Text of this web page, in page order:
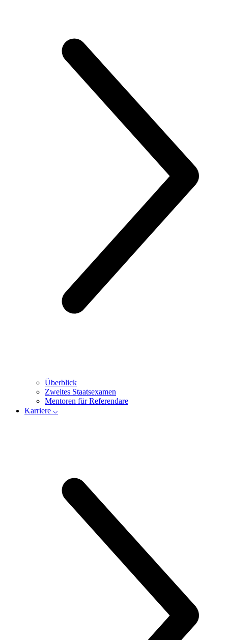
Überblick
Zweites Staatsexamen
Mentoren für Referendare
Karriere ⌵